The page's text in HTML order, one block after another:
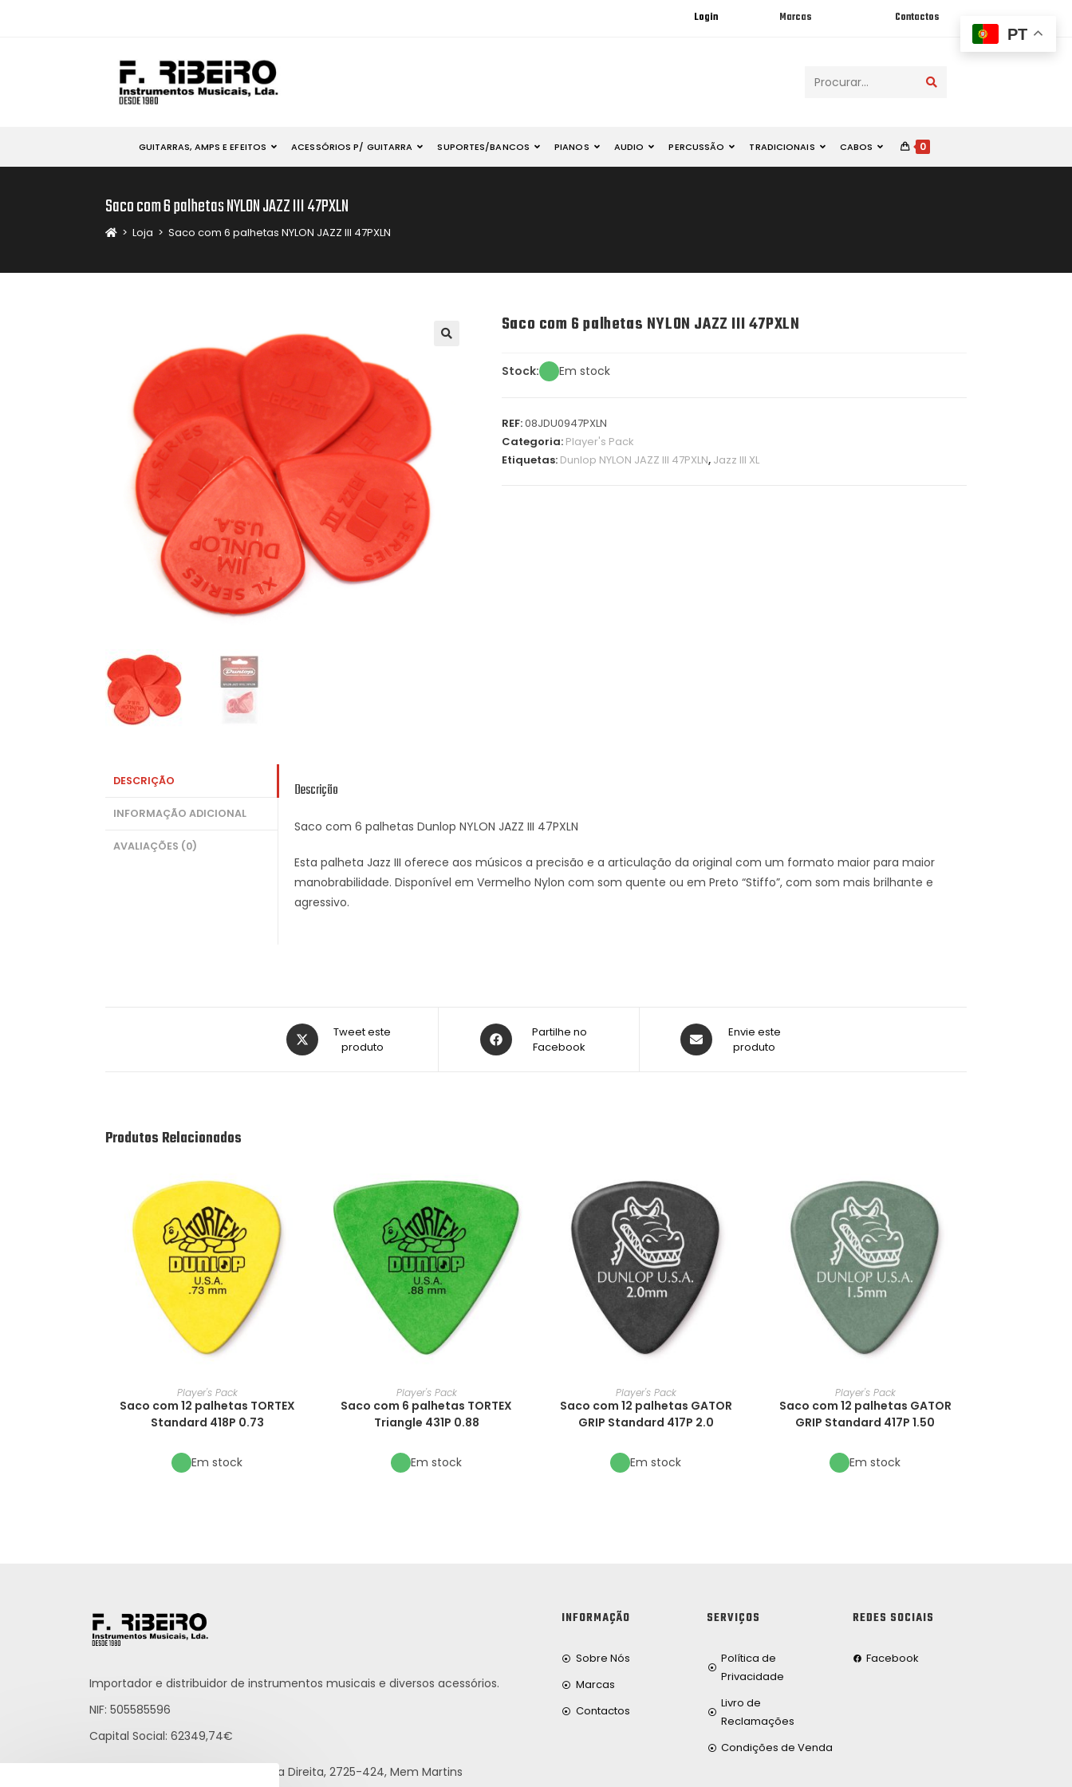
Login Marcas Contactos
Procurar...
GUITARRAS, AMPS E EFEITOS ACESSÓRIOS P/ GUITARRA SUPORTES/BANCOS PIANOS AUDIO PERCUSSÃO TRADICIONAIS CABOS 0
Saco com 6 palhetas NYLON JAZZ III 47PXLN
> Loja > Saco com 6 palhetas NYLON JAZZ III 47PXLN
Saco com 6 palhetas NYLON JAZZ III 47PXLN
Stock: Em stock
REF:08JDU0947PXLN
Categoria: Player's Pack
Etiquetas: Dunlop NYLON JAZZ III 47PXLN, Jazz III XL
DESCRIÇÃO
INFORMAÇÃO ADICIONAL
AVALIAÇÕES (0)
Descrição
Saco com 6 palhetas Dunlop NYLON JAZZ III 47PXLN
Esta palheta Jazz III oferece aos músicos a precisão e a articulação da original com um formato maior para maior
manobrabilidade. Disponível em Vermelho Nylon com som quente ou em Preto “Stiffo”, com som mais brilhante e
agressivo.
Tweet este
produto
Partilhe no
Facebook
Envie este
produto
Produtos Relacionados
Player's Pack
Saco com 12 palhetas TORTEX
Standard 418P 0.73
Em stock
Player's Pack
Saco com 6 palhetas TORTEX
Triangle 431P 0.88
Em stock
Player's Pack
Saco com 12 palhetas GATOR
GRIP Standard 417P 2.0
Em stock
Player's Pack
Saco com 12 palhetas GATOR
GRIP Standard 417P 1.50
Em stock
Importador e distribuidor de instrumentos musicais e diversos acessórios.
NIF: 505585596
Capital Social: 62349,74€
Praceta Raúl Brandão, 12 - Loja Direita, 2725-424, Mem Martins
INFORMAÇÃO
Sobre Nós
Marcas
Contactos
SERVIÇOS
Política de
Privacidade
Livro de
Reclamações
Condições de Venda
REDES SOCIAIS
Facebook
PT